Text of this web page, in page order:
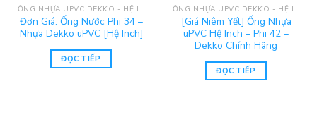
ỐNG NHỰA UPVC DEKKO - HỆ INCH
Đơn Giá: Ống Nước Phi 34 –
Nhựa Dekko uPVC [Hệ Inch]
ĐỌC TIẾP
ỐNG NHỰA UPVC DEKKO - HỆ INCH
[Giá Niêm Yết] Ống Nhựa
uPVC Hệ Inch – Phi 42 –
Dekko Chính Hãng
ĐỌC TIẾP